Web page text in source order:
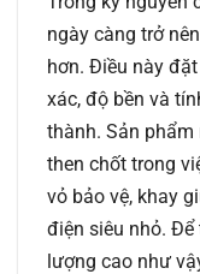
ngày càng trở
hơn. Điều này
xác, độ bền và
thành. Sản
then chốt trong
vỏ bảo vệ, khay
điện siêu nhỏ.
lượng cao như